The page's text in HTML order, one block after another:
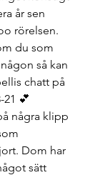
år sen
rörelsen.
du som
så kan
chatt på
💕
några klipp
Dom har
sätt